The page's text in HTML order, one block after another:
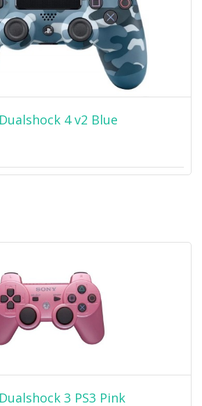
4 v2 Blue
3 PS3 Pink